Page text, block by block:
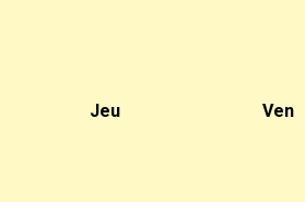
Jeu Ven